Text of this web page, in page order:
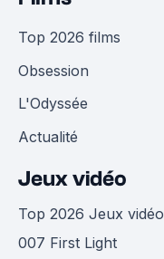
Top 2026 films
Obsession
L'Odyssée
Actualité
Jeux vidéo
Top 2026 Jeux vidéo
007 First Light